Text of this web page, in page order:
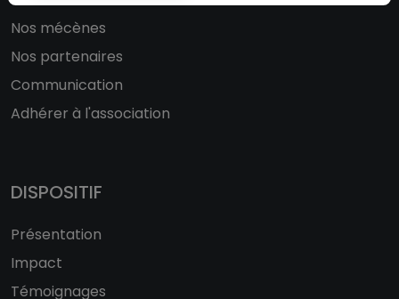
Nos mécènes
Nos partenaires
Communication
Adhérer à l'association
DISPOSITIF
Présentation
Impact
Témoignages